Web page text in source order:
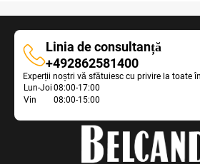
Linia de consultanță
Linia
de
consultanță
+492862581400
Experții noștri vă sfătuiesc cu privire la toate
Opening
Lun-Joi 08:00-17:00
Vin
08:00-15:00